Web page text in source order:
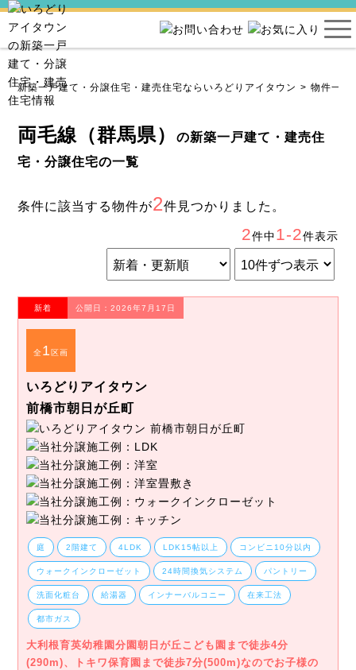
新築一戸建て・分譲住宅・建売住宅ならいろどりアイタウン 物件一覧
両毛線（群馬県）の新築一戸建て・建売住
宅・分譲住宅の一覧
条件に該当する物件が2件見つかりました。
2件中1-2件表示
新着 公開日：2026年7月17日
全1区画
いろどりアイタウン
前橋市朝日が丘町
庭 2階建て 4LDK LDK15帖以上 コンビニ10分以内
ウォークインクローゼット 24時間換気システム パントリー
洗面化粧台 給湯器 インナーバルコニー 在来工法
都市ガス
大利根育英幼稚園分園朝日が丘こども園まで徒歩4分
(290m)、トキワ保育園まで徒歩7分(500m)なのでお子様の